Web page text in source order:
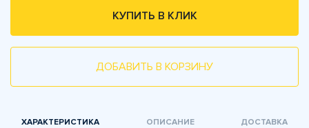
КУПИТЬ В КЛИК
ДОБАВИТЬ В КОРЗИНУ
ХАРАКТЕРИСТИКА ОПИСАНИЕ ДОСТАВКА